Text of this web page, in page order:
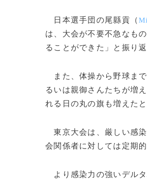
日本選手団の尾縣貢（
は、大会が不要不急なも
ることができた」と振り返
また、体操から野球ま
るいは親御さんたちが増
れる日の丸の旗も増えたと
東京大会は、厳しい感
会関係者に対しては定期
より感染力の強いデル